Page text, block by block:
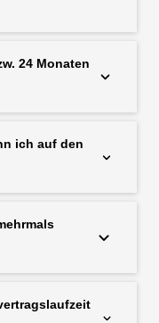
24 Monaten
ich auf den